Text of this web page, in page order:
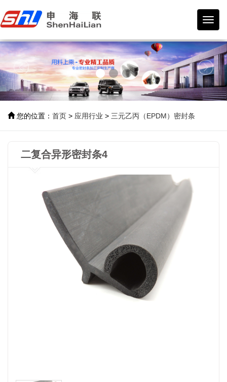
宁波
市海
曙申
联橡
塑制
品有
限公
司
您的位置： 首页 > 应用行业 > 三元乙丙（EPDM）密封条
二复合异形密封条4